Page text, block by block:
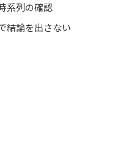
系列の確認
結論を出さない